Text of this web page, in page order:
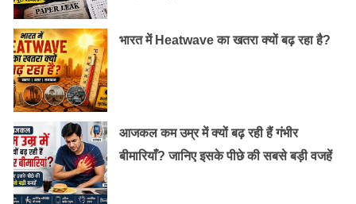
भारत में Heatwave का खतरा क्यों बढ़ रहा है?
आजकल कम उम्र में क्यों बढ़ रही हैं गंभीर
बीमारियाँ? जानिए इसके पीछे की सबसे बड़ी वजहें